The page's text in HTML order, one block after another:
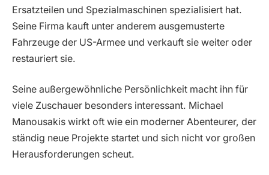
Ersatzteilen und Spezialmaschinen spezialisiert hat.
Seine Firma kauft unter anderem ausgemusterte
Fahrzeuge der US-Armee und verkauft sie weiter oder
restauriert sie.
Seine außergewöhnliche Persönlichkeit macht ihn für
viele Zuschauer besonders interessant. Michael
Manousakis wirkt oft wie ein moderner Abenteurer, der
ständig neue Projekte startet und sich nicht vor großen
Herausforderungen scheut.